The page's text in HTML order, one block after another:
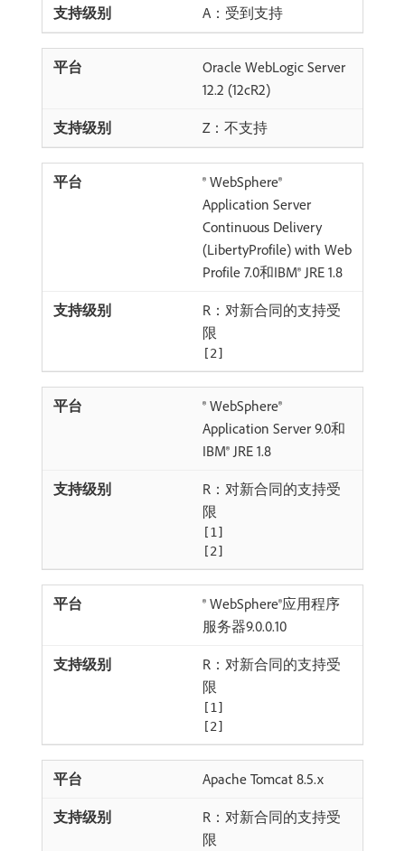
A：受到支持
Oracle WebLogic Server
12.2 (12cR2)
Z：不支持
® WebSphere®
Application Server
Continuous Delivery
(LibertyProfile) with Web
Profile 7.0和IBM® JRE 1.8
R：对新合同的支持受
限
[2]
® WebSphere®
Application Server 9.0和
IBM® JRE 1.8
R：对新合同的支持受
限
[1]
[2]
® WebSphere®应用程序
服务器9.0.0.10
R：对新合同的支持受
限
[1]
[2]
Apache Tomcat 8.5.x
R：对新合同的支持受
限